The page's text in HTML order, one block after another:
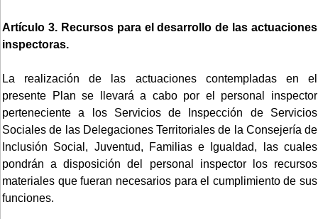
Artículo 3. Recursos para el desarrollo de las actuaciones
inspectoras.
La realización de las actuaciones contempladas en el
presente Plan se llevará a cabo por el personal inspector
perteneciente a los Servicios de Inspección de Servicios
Sociales de las Delegaciones Territoriales de la Consejería de
Inclusión Social, Juventud, Familias e Igualdad, las cuales
pondrán a disposición del personal inspector los recursos
materiales que fueran necesarios para el cumplimiento de sus
funciones.